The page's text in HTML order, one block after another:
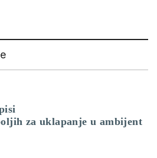
za uklapanje u ambijent